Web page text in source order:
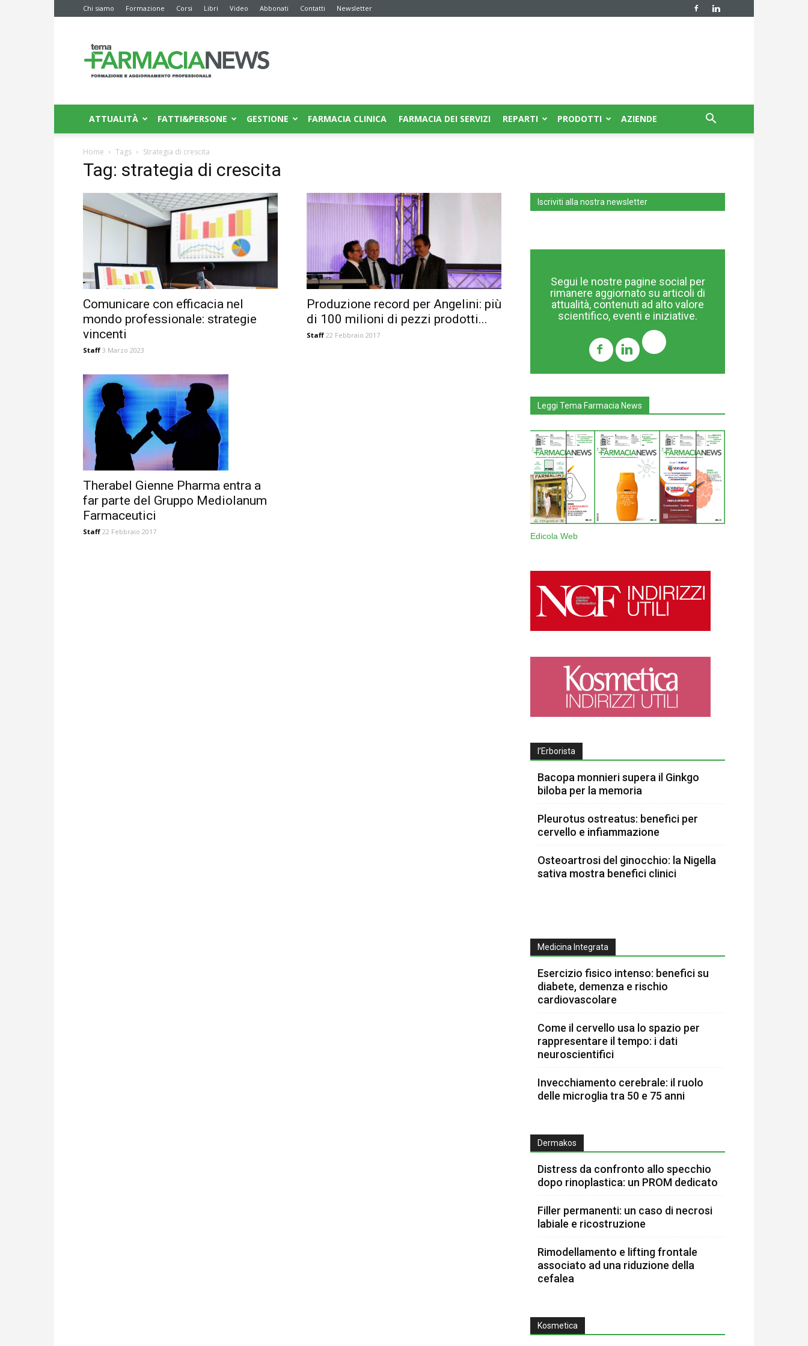
Chi siamo Formazione Corsi Libri Video Abbonati Contatti Newsletter
News
ATTUALITÀ FATTI&PERSONE GESTIONE FARMACIA CLINICA FARMACIA DEI SERVIZI REPARTI PRODOTTI AZIENDE
Home Tags Strategia di crescita
Tag: strategia di crescita
Comunicare con efficacia nel
mondo professionale: strategie
vincenti
Staff 3 Marzo 2023
Produzione record per Angelini: più
di 100 milioni di pezzi prodotti...
Staff 22 Febbraio 2017
Therabel Gienne Pharma entra a
far parte del Gruppo Mediolanum
Farmaceutici
Staff 22 Febbraio 2017
Iscriviti alla nostra newsletter
Segui le nostre pagine social per
rimanere aggiornato su articoli di
attualità, contenuti ad alto valore
scientifico, eventi e iniziative.
Leggi Tema Farmacia News
Edicola Web
l’Erborista
Bacopa monnieri supera il Ginkgo
biloba per la memoria
Pleurotus ostreatus: benefici per
cervello e infiammazione
Osteoartrosi del ginocchio: la Nigella
sativa mostra benefici clinici
Medicina Integrata
Esercizio fisico intenso: benefici su
diabete, demenza e rischio
cardiovascolare
Come il cervello usa lo spazio per
rappresentare il tempo: i dati
neuroscientifici
Invecchiamento cerebrale: il ruolo
delle microglia tra 50 e 75 anni
Dermakos
Distress da confronto allo specchio
dopo rinoplastica: un PROM dedicato
Filler permanenti: un caso di necrosi
labiale e ricostruzione
Rimodellamento e lifting frontale
associato ad una riduzione della
cefalea
Kosmetica